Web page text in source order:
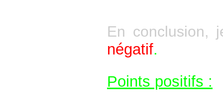
En conclusion,
négatif.
Points positifs :